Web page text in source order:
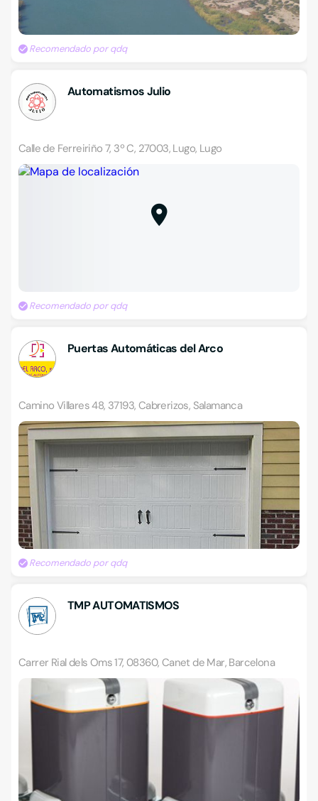
Recomendado por qdq
Automatismos Julio
Calle de Ferreiriño 7, 3º C, 27003, Lugo, Lugo
Recomendado por qdq
Puertas Automáticas del Arco
Camino Villares 48, 37193, Cabrerizos, Salamanca
Recomendado por qdq
TMP AUTOMATISMOS
Carrer Rial dels Oms 17, 08360, Canet de Mar, Barcelona